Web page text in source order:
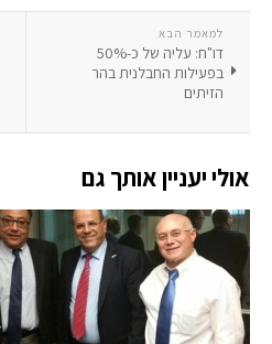
למאמר הבא
דו"ח: עליה של כ-50%
בפעילות החבלנית בהר
הזיתים
אולי יעניין אותך גם